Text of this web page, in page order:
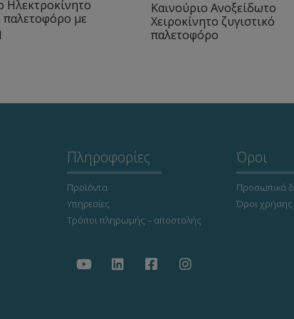
Ηλεκτροκίνητο
παλετοφόρο με
Καινούριο Ανοξείδωτο
Χειροκίνητο ζυγιστικό
παλετοφόρο
Πληροφορίες
Προϊόντα
Υπηρεσίες
Τρόποι πληρωμής – αποστολής
Όροι
Προσωπικά
Όροι χρήσης